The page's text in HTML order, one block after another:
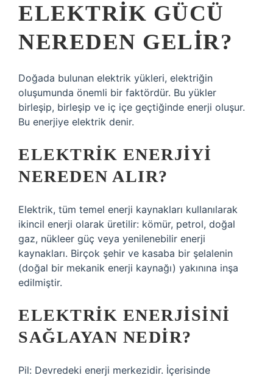
ELEKTRIK GÜCÜ
NEREDEN GELIR?
Doğada bulunan elektrik yükleri, elektriğin
oluşumunda önemli bir faktördür. Bu yükler
birleşip, birleşip ve iç içe geçtiğinde enerji oluşur.
Bu enerjiye elektrik denir.
ELEKTRIK ENERJIYI
NEREDEN ALIR?
Elektrik, tüm temel enerji kaynakları kullanılarak
ikincil enerji olarak üretilir: kömür, petrol, doğal
gaz, nükleer güç veya yenilenebilir enerji
kaynakları. Birçok şehir ve kasaba bir şelalenin
(doğal bir mekanik enerji kaynağı) yakınına inşa
edilmiştir.
ELEKTRIK ENERJISINI
SAĞLAYAN NEDIR?
Pil: Devredeki enerji merkezidir. İçerisinde